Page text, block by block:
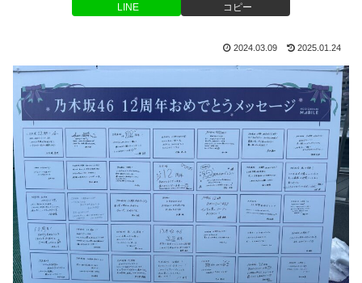
LINE コピー
2024.03.09 2025.01.24